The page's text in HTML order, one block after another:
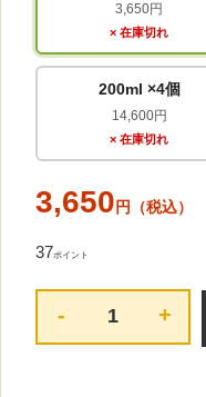
3,650円
× 在庫切れ
200ml ×4個
14,600円
× 在庫切れ
3,650 円（税込）
37ポイント
- +